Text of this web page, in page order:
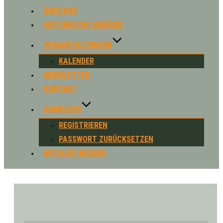
Navigation
umschalten
ÜBER UNS
HISTORISCHE GEBÄUDE
VERANSTALTUNGEN
KALENDER
NEWSLETTER
KONTAKT
ANMELDEN
REGISTRIEREN
PASSWORT ZURÜCKSETZEN
MITGLIED WERDEN